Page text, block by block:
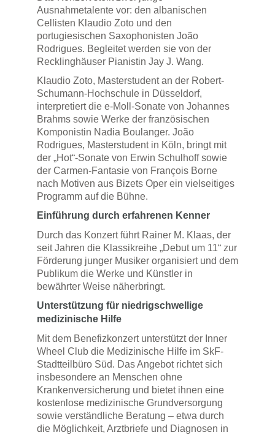
Ausnahmetalente vor: den albanischen
Cellisten Klaudio Zoto und den
portugiesischen Saxophonisten João
Rodrigues. Begleitet werden sie von der
Recklinghäuser Pianistin Jay J. Wang.
Klaudio Zoto, Masterstudent an der Robert-
Schumann-Hochschule in Düsseldorf,
interpretiert die e-Moll-Sonate von Johannes
Brahms sowie Werke der französischen
Komponistin Nadia Boulanger. João
Rodrigues, Masterstudent in Köln, bringt mit
der „Hot“-Sonate von Erwin Schulhoff sowie
der Carmen-Fantasie von François Borne
nach Motiven aus Bizets Oper ein vielseitiges
Programm auf die Bühne.
Einführung durch erfahrenen Kenner
Durch das Konzert führt Rainer M. Klaas, der
seit Jahren die Klassikreihe „Debut um 11“ zur
Förderung junger Musiker organisiert und dem
Publikum die Werke und Künstler in
bewährter Weise näherbringt.
Unterstützung für niedrigschwellige
medizinische Hilfe
Mit dem Benefizkonzert unterstützt der Inner
Wheel Club die Medizinische Hilfe im SkF-
Stadtteilbüro Süd. Das Angebot richtet sich
insbesondere an Menschen ohne
Krankenversicherung und bietet ihnen eine
kostenlose medizinische Grundversorgung
sowie verständliche Beratung – etwa durch
die Möglichkeit, Arztbriefe und Diagnosen in